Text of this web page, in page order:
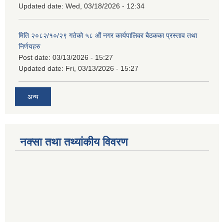
Updated date: Wed, 03/18/2026 - 12:34
मिति २०८२/१०/२९ गतेको ५८ औं नगर कार्यपालिका बैठकका प्रस्ताव तथा
निर्णयहरु
Post date: 03/13/2026 - 15:27
Updated date: Fri, 03/13/2026 - 15:27
अन्य
नक्सा तथा तथ्यांकीय विवरण